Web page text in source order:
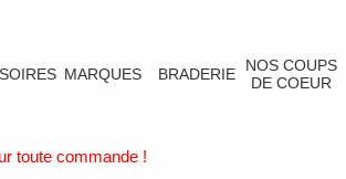
MARQUES BRADERIE
NOS COUPS
DE COEUR
toute commande !